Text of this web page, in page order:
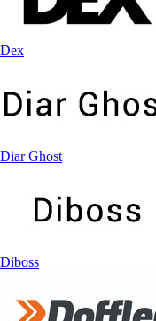
Dex
Diar Ghost
Diboss